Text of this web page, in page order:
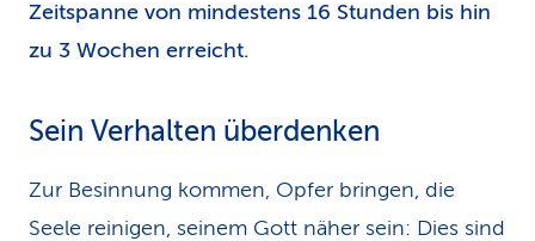
Zeitspanne von mindestens 16 Stunden bis hin
zu 3 Wochen erreicht.
Sein Verhalten überdenken
Zur Besinnung kommen, Opfer bringen, die
Seele reinigen, seinem Gott näher sein: Dies sind